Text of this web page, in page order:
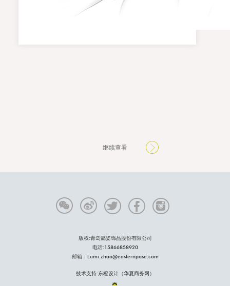
继续查看
版权:青岛懿姿饰品股份有限公司
电话:15866858920
邮箱：Lumi.zhao@easternpose.com
技术支持:东橙设计（华夏商务网）